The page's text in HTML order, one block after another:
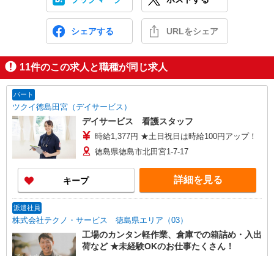
シェアする URLをシェア
11件のこの求人と職種が同じ求人
パート
ツクイ徳島田宮（デイサービス）
デイサービス 看護スタッフ
時給1,377円 ★土日祝日は時給100円アップ！
徳島県徳島市北田宮1-7-17
キープ 詳細を見る
派遣社員
株式会社テクノ・サービス 徳島県エリア（03）
工場のカンタン軽作業、倉庫での箱詰め・入出
荷など ★未経験OKのお仕事たくさん！